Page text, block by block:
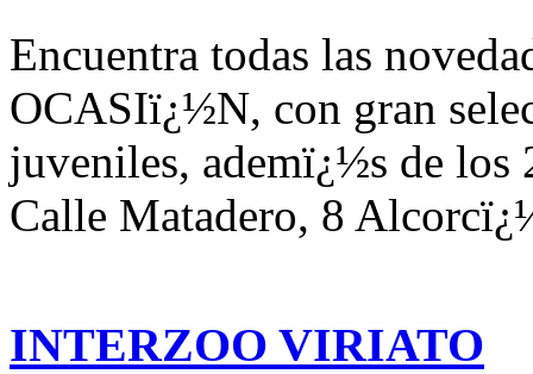
Encuentra todas las
OCASIï¿½N, con gran
juveniles, ademï¿½s de
Calle Matadero, 8
INTERZOO VIRIATO